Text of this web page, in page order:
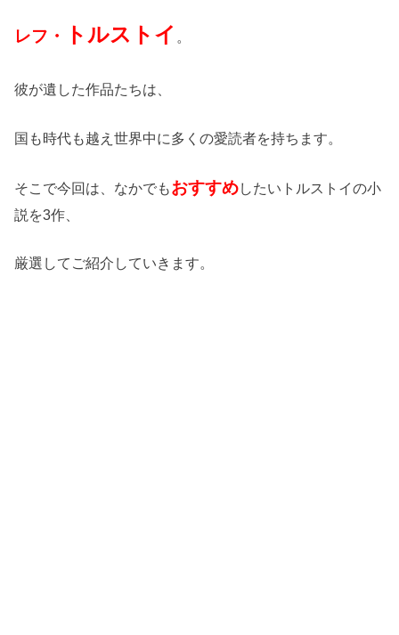
レフ・ トルストイ 。
彼が遺した作品たちは、
国も時代も越え世界中に多くの愛読者を持ちます。
そこで今回は、なかでもおすすめしたいトルストイの小
説を3作、
厳選してご紹介していきます。